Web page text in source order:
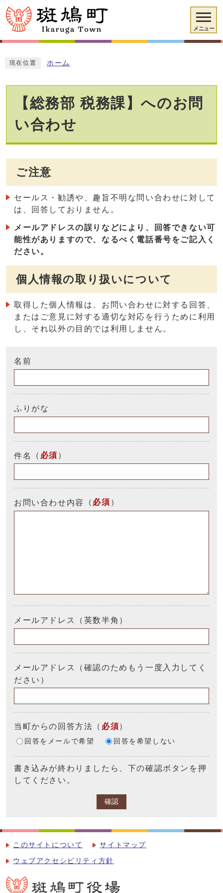
メニュー
現在位置 ホーム
【総務部 税務課】へのお問
い合わせ
ご注意
セールス・勧誘や、趣旨不明な問い合わせに対して
は、回答しておりません。
メールアドレスの誤りなどにより、回答できない可
能性がありますので、なるべく電話番号をご記入く
ださい。
個人情報の取り扱いについて
取得した個人情報は、お問い合わせに対する回答、
またはご意見に対する適切な対応を行うために利用
し、それ以外の目的では利用しません。
名前
ふりがな
件名 （ 必須 ）
お問い合わせ内容 （ 必須 ）
メールアドレス（英数半角）
メールアドレス（確認のためもう一度入力してく
ださい）
当町からの回答方法 （ 必須）
回答をメールで希望 回答を希望しない
書き込みが終わりましたら、下の確認ボタンを押
してください。
確認
このサイトについて サイトマップ
ウェブアクセシビリティ方針